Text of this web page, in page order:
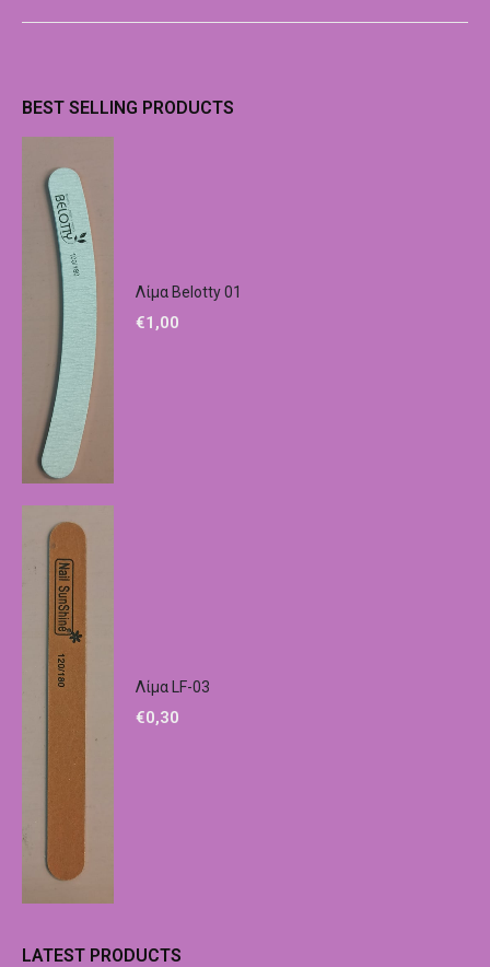
BEST SELLING PRODUCTS
Λίμα Belotty 01
€1,00
Λίμα LF-03
€0,30
LATEST PRODUCTS